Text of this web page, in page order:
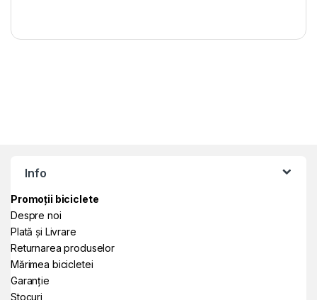
Info
Promoții biciclete
Despre noi
Plată și Livrare
Returnarea produselor
Mărimea bicicletei
Garanție
Stocuri